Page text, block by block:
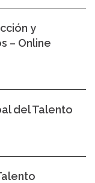
y
– Online
del Talento